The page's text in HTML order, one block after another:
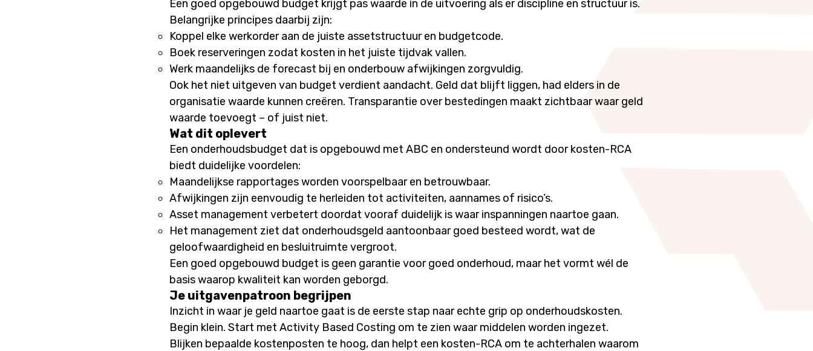
Een goed opgebouwd budget krijgt pas waarde in de uitvoering als er discipline en structuur is.
Belangrijke principes daarbij zijn:
Koppel elke werkorder aan de juiste assetstructuur en budgetcode.
Boek reserveringen zodat kosten in het juiste tijdvak vallen.
Werk maandelijks de forecast bij en onderbouw afwijkingen zorgvuldig.
Ook het niet uitgeven van budget verdient aandacht. Geld dat blijft liggen, had elders in de
organisatie waarde kunnen creëren. Transparantie over bestedingen maakt zichtbaar waar geld
waarde toevoegt – of juist niet.
Wat dit oplevert
Een onderhoudsbudget dat is opgebouwd met ABC en ondersteund wordt door kosten-RCA
biedt duidelijke voordelen:
Maandelijkse rapportages worden voorspelbaar en betrouwbaar.
Afwijkingen zijn eenvoudig te herleiden tot activiteiten, aannames of risico’s.
Asset management verbetert doordat vooraf duidelijk is waar inspanningen naartoe gaan.
Het management ziet dat onderhoudsgeld aantoonbaar goed besteed wordt, wat de
geloofwaardigheid en besluitruimte vergroot.
Een goed opgebouwd budget is geen garantie voor goed onderhoud, maar het vormt wél de
basis waarop kwaliteit kan worden geborgd.
Je uitgavenpatroon begrijpen
Inzicht in waar je geld naartoe gaat is de eerste stap naar echte grip op onderhoudskosten.
Begin klein. Start met Activity Based Costing om te zien waar middelen worden ingezet.
Blijken bepaalde kostenposten te hoog, dan helpt een kosten-RCA om te achterhalen waarom